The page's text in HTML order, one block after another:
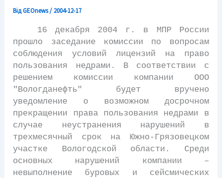
ВідGEOnews/ 2004-12-17
16 декабря 2004 г. в МПР России
прошло заседание комиссии по вопросам
соблюдения условий лицензий на право
пользования недрами. В соответствии с
решением комиссии компании ООО
"Вологданефть" будет вручено
уведомление о возможном досрочном
прекращении права пользования недрами в
случае неустранения нарушений в
трехмесячный срок на Южно-Грязовецком
участке Вологодской области. Среди
основных нарушений компании –
невыполнение буровых и сейсмических